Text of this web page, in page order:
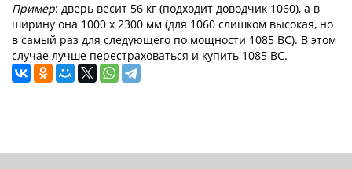
Пример: дверь весит 56 кг (подходит доводчик 1060), а в
ширину она 1000 x 2300 мм (для 1060 слишком высокая, но
в самый раз для следующего по мощности 1085 BC). В этом
случае лучше перестраховаться и купить 1085 BC.